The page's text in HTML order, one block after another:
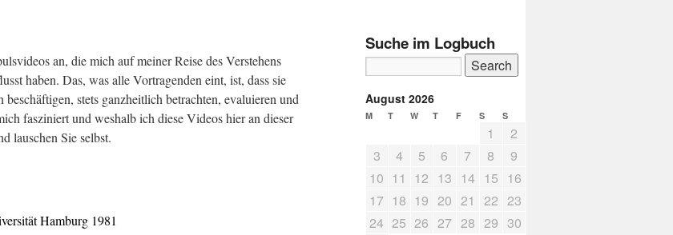
an, die mich auf meiner Reise des Verstehens
haben. Das, was alle Vortragenden eint, ist, dass sie
stets ganzheitlich betrachten, evaluieren und
fasziniert und weshalb ich diese Videos hier an dieser
lauschen Sie selbst.
Hamburg 1981
Suche im Logbuch
August 2026
M T W T F S S
1
2
3
4 5 6 7 8
9
10 11 12 13 14 15 16
17 18 19 20 21 22 23
24 25 26 27 28 29 30